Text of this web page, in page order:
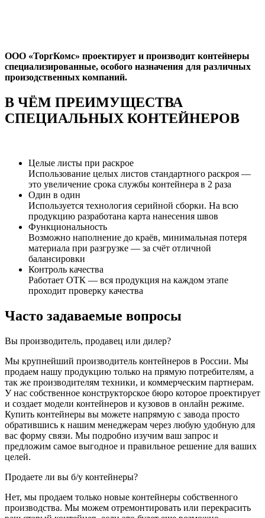
ООО «ТоргКомс» проектирует и производит контейнеры
специализированные, особого назначения для различных
произодственных компаний.
В ЧЁМ ПРЕИМУЩЕСТВА
СПЕЦИАЛЬНЫХ КОНТЕЙНЕРОВ
Целые листы при раскрое
Использование целых листов стандартного раскроя —
это увеличение срока службы контейнера в 2 раза
Один в один
Используется технология серийной сборки. На всю
продукцию разработана карта нанесения швов
Функциональность
Возможно наполнение до краёв, минимальная потеря
материала при разгрузке — за счёт отличной
балансировки
Контроль качества
Работает ОТК — вся продукция на каждом этапе
проходит проверку качества
Часто задаваемые вопросы
Вы производитель, продавец или дилер?
Мы крупнейший производитель контейнеров в России. Мы
продаем нашу продукцию только на прямую потребителям, а
так же производителям техники, и коммерческим партнерам.
У нас собственное конструкторское бюро которое проектирует
и создает модели контейнеров и кузовов в онлайн режиме.
Купить контейнеры вы можете напрямую с завода просто
обратившись к нашим менеджерам через любую удобную для
вас форму связи. Мы подробно изучим ваш запрос и
предложим самое выгодное и правильное решение для ваших
целей.
Продаете ли вы б/у контейнеры?
Нет, мы продаем только новые контейнеры собственного
производства. Мы можем отремонтировать или перекрасить